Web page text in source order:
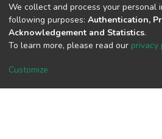
View metrics
Download metrics
We collect and process your personal
following purposes: Authentication,
Acknowledgement and Statistics.
To learn more, please read our privacy
Customize